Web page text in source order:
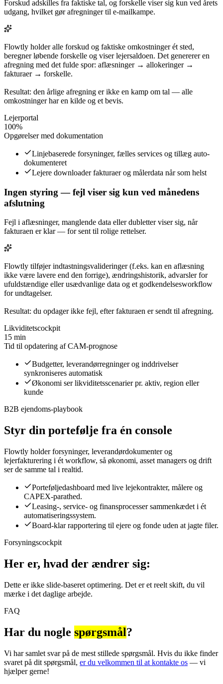
Forskud adskilles fra faktiske tal, og forskelle viser sig kun ved årets
udgang, hvilket gør afregninger til e-mailkampe.
Flowtly holder alle forskud og faktiske omkostninger ét sted,
beregner løbende forskelle og viser lejersaldoen. Det genererer en
afregning med det fulde spor: aflæsninger → allokeringer →
fakturaer → forskelle.
Resultat: den årlige afregning er ikke en kamp om tal — alle
omkostninger har en kilde og et bevis.
Lejerportal
100%
Opgørelser med dokumentation
Linjebaserede forsyninger, fælles services og tillæg auto-
dokumenteret
Lejere downloader fakturaer og målerdata når som helst
Ingen styring — fejl viser sig kun ved månedens
afslutning
Fejl i aflæsninger, manglende data eller dubletter viser sig, når
fakturaen er klar — for sent til rolige rettelser.
Flowtly tilføjer indtastningsvalideringer (f.eks. kan en aflæsning
ikke være lavere end den forrige), ændringshistorik, advarsler for
ufuldstændige eller usædvanlige data og et godkendelsesworkflow
for undtagelser.
Resultat: du opdager ikke fejl, efter fakturaen er sendt til afregning.
Likviditetscockpit
15 min
Tid til opdatering af CAM-prognose
Budgetter, leverandørregninger og inddrivelser
synkroniseres automatisk
Økonomi ser likviditetsscenarier pr. aktiv, region eller
kunde
B2B ejendoms-playbook
Styr din portefølje fra én console
Flowtly holder forsyninger, leverandørdokumenter og
lejerfakturering i ét workflow, så økonomi, asset managers og drift
ser de samme tal i realtid.
Porteføljedashboard med live lejekontrakter, målere og
CAPEX-parathed.
Leasing-, service- og finansprocesser sammenkædet i ét
automatiseringssystem.
Board-klar rapportering til ejere og fonde uden at jagte filer.
Forsyningscockpit
Her er, hvad der ændrer sig:
Dette er ikke slide-baseret optimering. Det er et reelt skift, du vil
mærke i det daglige arbejde.
FAQ
Har du nogle spørgsmål?
Vi har samlet svar på de mest stillede spørgsmål. Hvis du ikke finder
svaret på dit spørgsmål, er du velkommen til at kontakte os — vi
hjælper gerne!